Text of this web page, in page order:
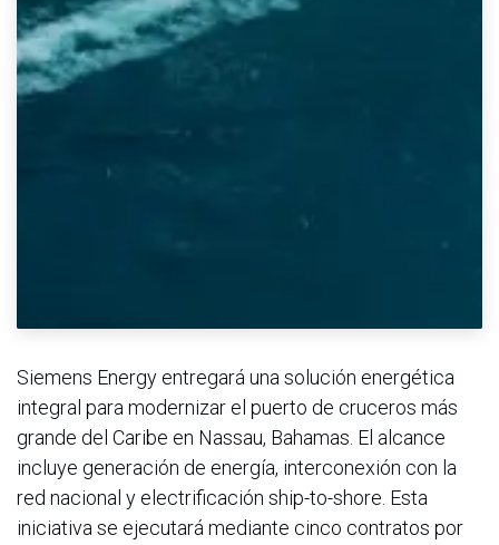
Siemens Energy entregará una solución energética
integral para modernizar el puerto de cruceros más
grande del Caribe en Nassau, Bahamas. El alcance
incluye generación de energía, interconexión con la
red nacional y electrificación ship-to-shore. Esta
iniciativa se ejecutará mediante cinco contratos por